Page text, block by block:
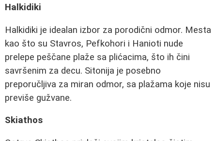
Halkidiki
Halkidiki je idealan izbor za porodični odmor. Mesta
kao što su Stavros, Pefkohori i Hanioti nude
prelepe peščane plaže sa plićacima, što ih čini
savršenim za decu. Sitonija je posebno
preporučljiva za miran odmor, sa plažama koje nisu
previše gužvane.
Skiathos